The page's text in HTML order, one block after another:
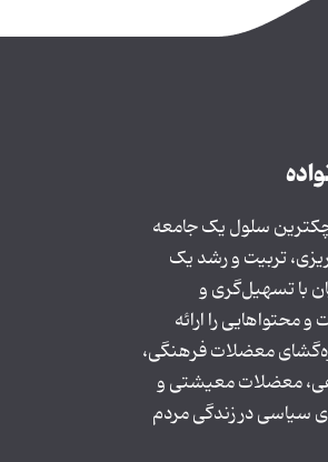
سلول یک جامعه
تربیت و رشد یک
با تسهیل‌گری و
محتواهایی را ارائه
معضلات فرهنگی،
معضلات معیشتی و
سیاسی در زندگی مردم